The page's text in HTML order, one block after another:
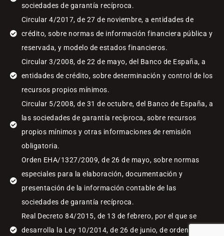
sociedades de garantía recíproca.
Circular 4/2017, de 27 de noviembre, a entidades de
crédito, sobre normas de información financiera pública y
reservada, y modelo de estados financieros.
Circular 3/2008, de 22 de mayo, del Banco de España, a
entidades de crédito, sobre determinación y control de los
recursos propios mínimos.
Circular 5/2008, de 31 de octubre, del Banco de España, a
las sociedades de garantía recíproca, sobre recursos
propios mínimos y otras informaciones de remisión
obligatoria.
Orden EHA/1327/2009, de 26 de mayo, sobre normas
especiales para la elaboración, documentación y
presentación de la información contable de las
sociedades de garantía recíproca.
Real Decreto 84/2015, de 13 de febrero, por el que se
desarrolla la Ley 10/2014, de 26 de junio, de ordenación,